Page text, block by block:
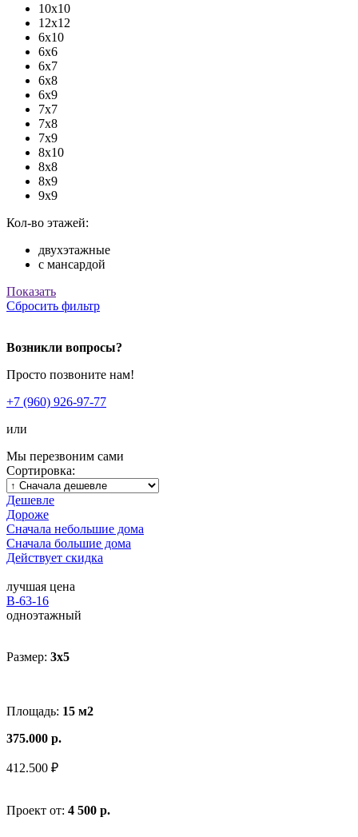
10х10
12х12
6х10
6х6
6х7
6х8
6х9
7х7
7х8
7х9
8х10
8х8
8х9
9х9
Кол-во этажей:
двухэтажные
с мансардой
Показать
Сбросить фильтр
Возникли вопросы?
Просто позвоните нам!
+7 (960) 926-97-77
или
Мы перезвоним сами
Сортировка:
Дешевле
Дороже
Сначала небольшие дома
Сначала большие дома
Действует скидка
лучшая цена
В-63-16
одноэтажный
Размер: 3x5
Площадь: 15 м2
375.000 р.
412.500 ₽
Проект от: 4 500 р.